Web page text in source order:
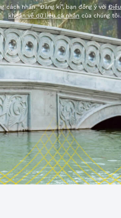
cách nhấn “Đăng kí”, bạn đồng ý vớiĐiều
khoản về dữ liệu cá nhân của chúng tôi.